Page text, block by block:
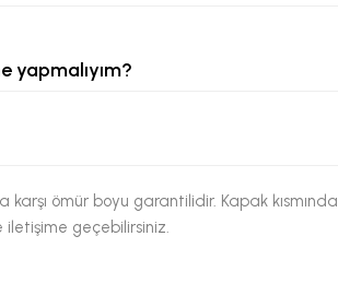
yapmalıyım?
karşı ömür boyu garantilidir. Kapak
iletişime geçebilirsiniz.